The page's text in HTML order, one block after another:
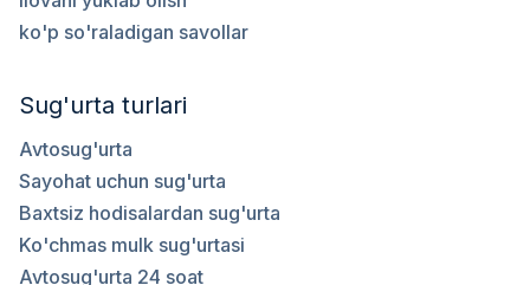
ko'p so'raladigan savollar
Sug'urta turlari
Avtosug'urta
Sayohat uchun sug'urta
Baxtsiz hodisalardan sug'urta
Ko'chmas mulk sug'urtasi
Avtosug'urta 24 soat